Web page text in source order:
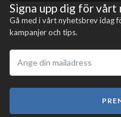
Signa upp dig för
Gå med i vårt nyhetsbrev idag
kampanjer och tips.